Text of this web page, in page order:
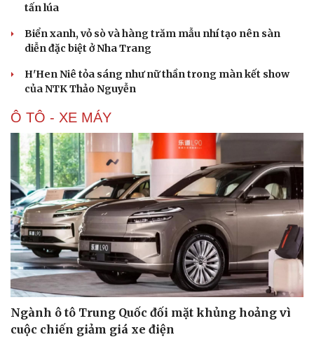
Văn hóa
Sân khấu - Điện ảnh
Văn học
Âm nhạc
Di sản
Giải trí
Nghệ sĩ
Thời trang
Sao Việt
tấn lúa
Biển xanh, vỏ sò và hàng trăm mẫu nhí tạo nên sàn
diễn đặc biệt ở Nha Trang
H'Hen Niê tỏa sáng như nữ thần trong màn kết show
của NTK Thảo Nguyễn
Ô TÔ - XE MÁY
Ngành ô tô Trung Quốc đối mặt khủng hoảng vì
cuộc chiến giảm giá xe điện